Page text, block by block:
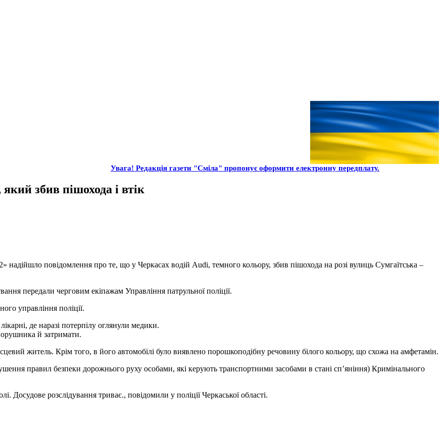
Увага! Редакція газети "Сміла" пропонує оформити електронну передплату.
збив пішохода і втік
надійшло повідомлення про те, що у Черкасах водій Audi, темного кольору, збив пішохода на розі вулиць Сумгаїтська –
передали черговим екіпажам Управління патрульної поліції.
управління поліції.
де наразі потерпілу оглянули медики.
й затримати.
житель. Крім того, в його автомобілі було виявлено порошкоподібну речовину білого кольору, що схожа на амфетамін.
правил безпеки дорожнього руху особами, які керують транспортними засобами в стані сп’яніння) Кримінального
Досудове розслідування триває., повідомили у поліції Черкаської області.